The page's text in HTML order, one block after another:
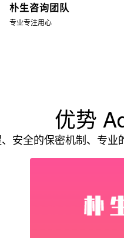
朴生咨询团队
专业专注用心
优势
安全的保密机制、专